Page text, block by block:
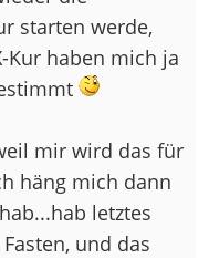
starten werde,
Kur haben mich ja
mir wird das für
häng mich dann
letztes
und das